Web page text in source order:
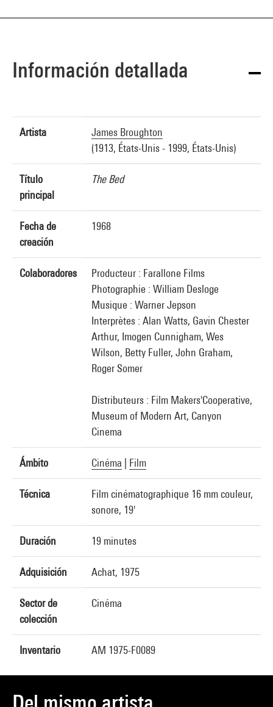
Información detallada
Artista
James Broughton
(1913, États-Unis - 1999, États-Unis)
Título
principal
The Bed
Fecha de
creación
1968
Colaboradores
Producteur : Farallone Films
Photographie : William Desloge
Musique : Warner Jepson
Interprètes : Alan Watts, Gavin Chester
Arthur, Imogen Cunnigham, Wes
Wilson, Betty Fuller, John Graham,
Roger Somer
Distributeurs : Film Makers'Cooperative,
Museum of Modern Art, Canyon
Cinema
Ámbito Cinéma Film
Técnica
Film cinématographique 16 mm couleur,
sonore, 19'
Duración 19 minutes
Adquisición Achat, 1975
Sector de
colección
Cinéma
Inventario AM 1975-F0089